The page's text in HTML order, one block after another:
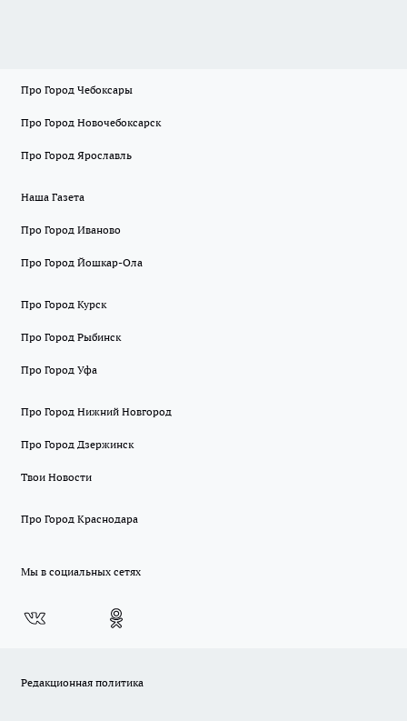
Про Город Чебоксары
Про Город Новочебоксарск
Про Город Ярославль
Наша Газета
Про Город Иваново
Про Город Йошкар-Ола
Про Город Курск
Про Город Рыбинск
Про Город Уфа
Про Город Нижний Новгород
Про Город Дзержинск
Твои Новости
Про Город Краснодара
Мы в социальных сетях
Редакционная политика